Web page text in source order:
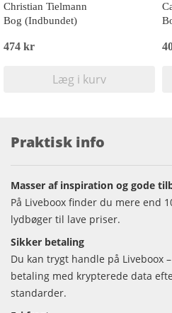
Christian Tielmann
Bog (Indbundet)
474 kr
Læg i kurv
Praktisk info
Masser af inspiration og gode
På Liveboox finder du mere end
lydbøger til lave priser.
Sikker betaling
Du kan trygt handle på Liveboox
betaling med krypterede data
standarder.